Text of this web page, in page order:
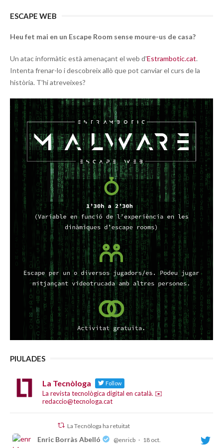
ESCAPE WEB
Heu fet mai en un Escape Room sense moure-us de casa?
Un atac informàtic està amenaçant el web d'Estrambotic.cat.
Intenta frenar-lo i descobreix allò que pot canviar el curs de la
història. T'hi atreveixes?
PIULADES
La Tecnòloga Follow
La revista tecnològica digital en català. ✉️
redaccio@tecnologa.cat
La Tecnòloga ha retuitat
Enric Borràs Abelló @enricb · 18 oct.